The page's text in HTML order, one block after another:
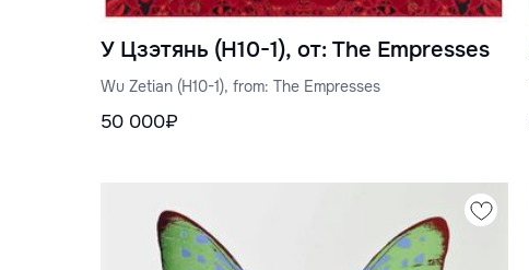
У Цзэтянь (H10-1), от: The Empresses
Wu Zetian (H10-1), from: The Empresses
50 000₽